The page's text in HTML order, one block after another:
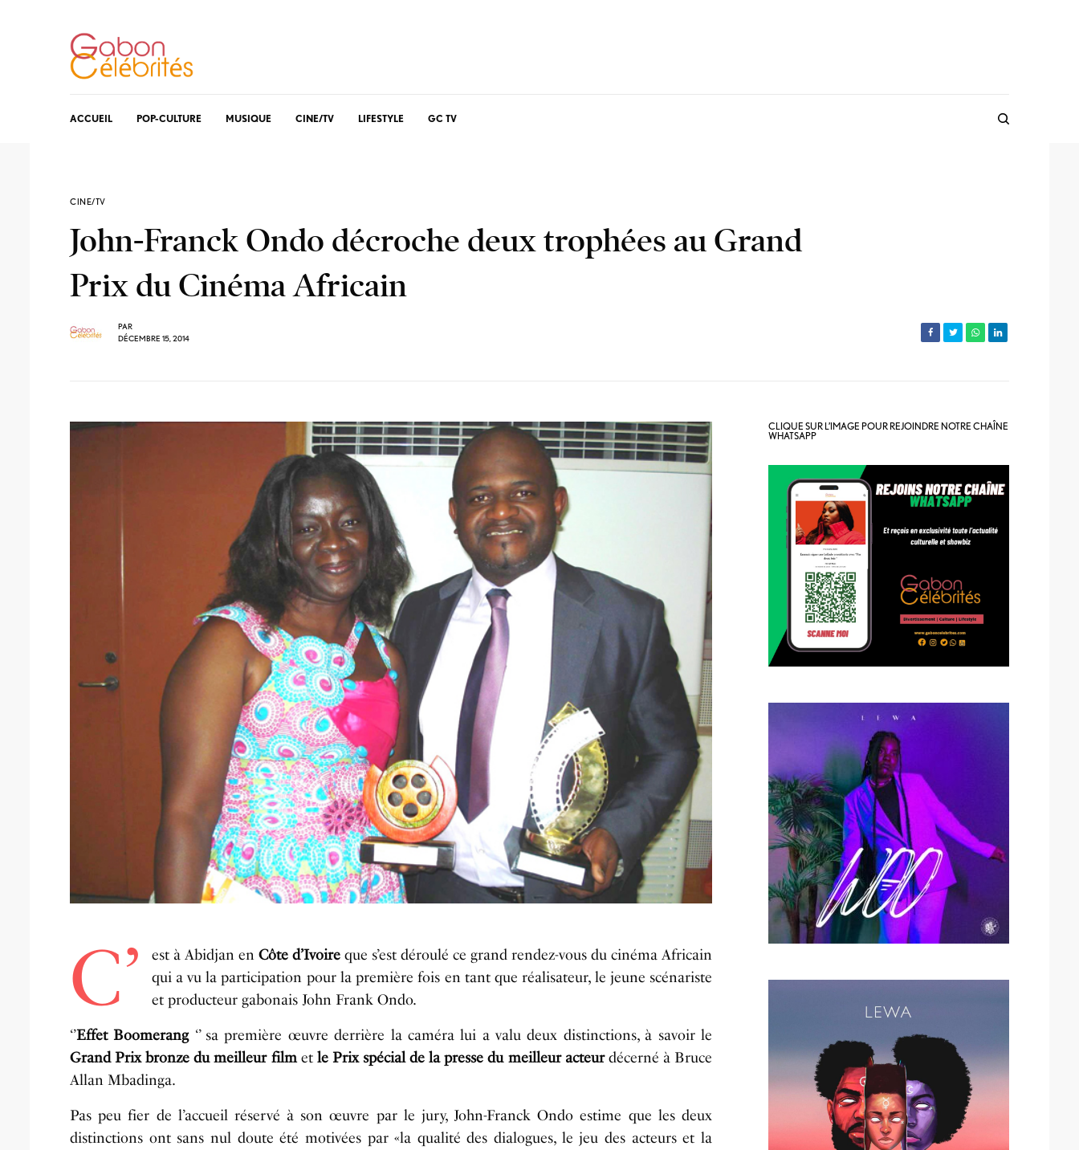
ACCUEIL POP-CULTURE MUSIQUE CINE/TV LIFESTYLE GC TV
CINE/TV
John-Franck Ondo décroche deux trophées au Grand
Prix du Cinéma Africain
PAR
DÉCEMBRE 15, 2014
C’ est à Abidjan en Côte d’Ivoireque s’est déroulé ce grand rendez-vous du cinéma Africain
qui a vu la participation pour la première fois en tant que réalisateur, le jeune scénariste
et producteur gabonais John Frank Ondo.
‘’Effet Boomerang‘’ sa première œuvre derrière la caméra lui a valu deux distinctions, à savoir le
Grand Prix bronze du meilleur filmet le Prix spécial de la presse du meilleur acteurdécerné à Bruce
Allan Mbadinga.
Pas peu fier de l’accueil réservé à son œuvre par le jury, John-Franck Ondo estime que les deux
distinctions ont sans nul doute été motivées par «la qualité des dialogues, le jeu des acteurs et la
CLIQUE SUR L’IMAGE POUR REJOINDRE NOTRE CHAÎNE
WHATSAPP